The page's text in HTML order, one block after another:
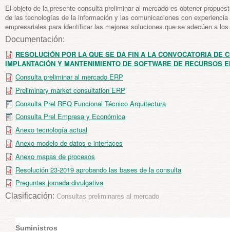
El objeto de la presente consulta preliminar al mercado es obtener
de las tecnologías de la información y las comunicaciones con
empresariales para identificar las mejores soluciones que se adecúen a
Documentación:
RESOLUCIÓN POR LA QUE SE DA FIN A LA CONVOCATORIA DE
IMPLANTACIÓN Y MANTENIMIENTO DE SOFTWARE DE RECURSOS
Consulta preliminar al mercado ERP
Preliminary market consultation ERP
Consulta Prel REQ Funcional Técnico Arquitectura
Consulta Prel Empresa y Económica
Anexo tecnología actual
Anexo modelo de datos e interfaces
Anexo mapas de procesos
Resolución 23-2019 aprobando las bases de la consulta
Preguntas jornada divulgativa
Clasificación: Consultas preliminares al mercado
Suministros